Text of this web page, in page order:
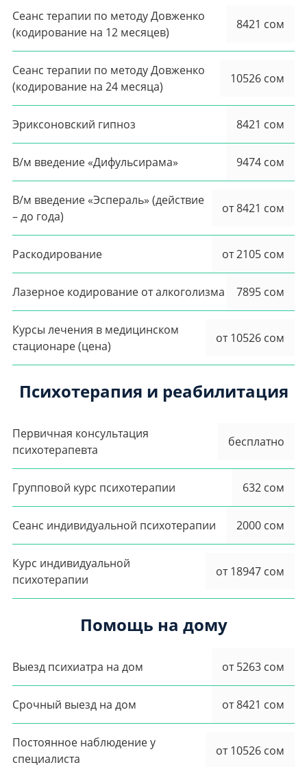
Сеанс терапии по методу Довженко
(кодирование на 12 месяцев)
8421 сом
Сеанс терапии по методу Довженко
(кодирование на 24 месяца)
10526 сом
Эриксоновский гипноз 8421 сом
В/м введение «Дифульсирама» 9474 сом
В/м введение «Эспераль» (действие
– до года)
от 8421 сом
Раскодирование от 2105 сом
Лазерное кодирование от алкоголизма 7895 сом
Курсы лечения в медицинском
стационаре (цена)
от 10526 сом
Психотерапия и реабилитация
Первичная консультация
психотерапевта
бесплатно
Групповой курс психотерапии 632 сом
Сеанс индивидуальной психотерапии 2000 сом
Курс индивидуальной
психотерапии
от 18947 сом
Помощь на дому
Выезд психиатра на дом от 5263 сом
Срочный выезд на дом от 8421 сом
Постоянное наблюдение у
специалиста
от 10526 сом